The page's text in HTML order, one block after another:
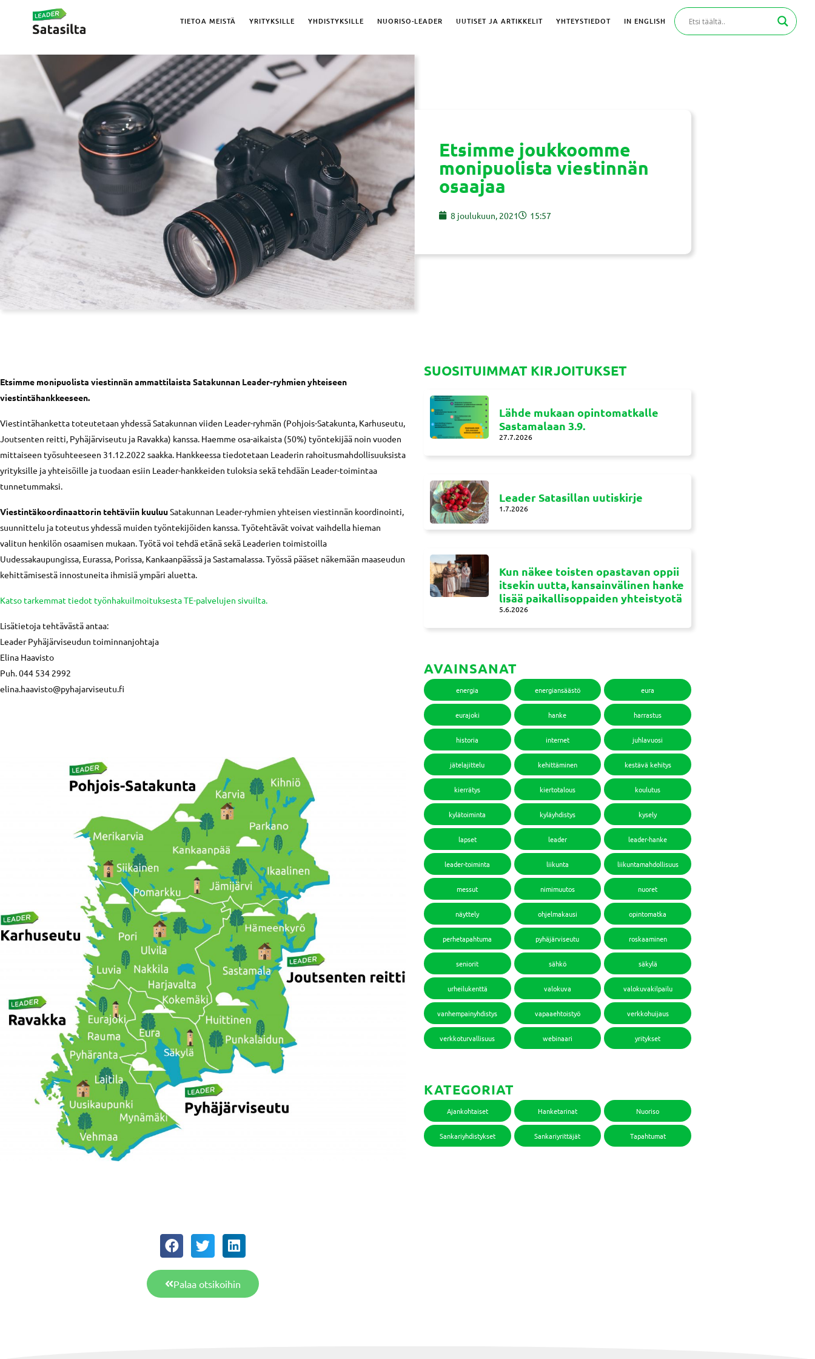
TIETOA MEISTÄ YRITYKSILLE YHDISTYKSILLE NUORISO-LEADER UUTISET JA ARTIKKELIT YHTEYSTIEDOT IN ENGLISH
Etsimme joukkoomme
monipuolista viestinnän
osaajaa
8 joulukuun, 2021 15:57
Etsimme monipuolista viestinnän ammattilaista Satakunnan Leader-ryhmien yhteiseen
viestintähankkeeseen.
Viestintähanketta toteutetaan yhdessä Satakunnan viiden Leader-ryhmän (Pohjois-Satakunta, Karhuseutu,
Joutsenten reitti, Pyhäjärviseutu ja Ravakka) kanssa. Haemme osa-aikaista (50%) työntekijää noin vuoden
mittaiseen työsuhteeseen 31.12.2022 saakka. Hankkeessa tiedotetaan Leaderin rahoitusmahdollisuuksista
yrityksille ja yhteisöille ja tuodaan esiin Leader-hankkeiden tuloksia sekä tehdään Leader-toimintaa
tunnetummaksi.
Viestintäkoordinaattorin tehtäviin kuuluuSatakunnan Leader-ryhmien yhteisen viestinnän koordinointi,
suunnittelu ja toteutus yhdessä muiden työntekijöiden kanssa. Työtehtävät voivat vaihdella hieman
valitun henkilön osaamisen mukaan. Työtä voi tehdä etänä sekä Leaderien toimistoilla
Uudessakaupungissa, Eurassa, Porissa, Kankaanpäässä ja Sastamalassa. Työssä pääset näkemään maaseudun
kehittämisestä innostuneita ihmisiä ympäri aluetta.
Katso tarkemmat tiedot työnhakuilmoituksesta TE-palvelujen sivuilta.
Lisätietoja tehtävästä antaa:
Leader Pyhäjärviseudun toiminnanjohtaja
Elina Haavisto
Puh. 044 534 2992
elina.haavisto@pyhajarviseutu.fi
Palaa otsikoihin
SUOSITUIMMAT KIRJOITUKSET
Lähde mukaan opintomatkalle
Sastamalaan 3.9.
27.7.2026
Leader Satasillan uutiskirje
1.7.2026
Kun näkee toisten opastavan oppii
itsekin uutta, kansainvälinen hanke
lisää paikallisoppaiden yhteistyotä
5.6.2026
AVAINSANAT
energia energiansäästö eura
eurajoki hanke harrastus
historia internet juhlavuosi
jätelajittelu kehittäminen kestävä kehitys
kierrätys kiertotalous koulutus
kylätoiminta kyläyhdistys kysely
lapset leader leader-hanke
leader-toiminta liikunta liikuntamahdollisuus
messut nimimuutos nuoret
näyttely ohjelmakausi opintomatka
perhetapahtuma pyhäjärviseutu roskaaminen
seniorit sähkö säkylä
urheilukenttä valokuva valokuvakilpailu
vanhempainyhdistys vapaaehtoistyö verkkohuijaus
verkkoturvallisuus webinaari yritykset
KATEGORIAT
Ajankohtaiset Hanketarinat Nuoriso
Sankariyhdistykset Sankariyrittäjät Tapahtumat